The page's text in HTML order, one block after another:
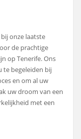
onze laatste
de prachtige
op Tenerife. Ons
te begeleiden bij
en om al uw
uw droom van een
met een